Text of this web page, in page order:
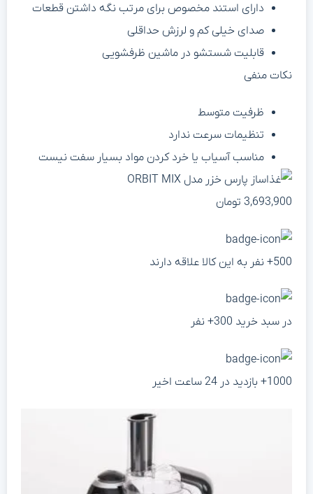
دارای استند مخصوص برای مرتب نگه داشتن قطعات
صدای خیلی کم و لرزش حداقلی
قابلیت شستشو در ماشین ظرفشویی
نکات منفی
ظرفیت متوسط
تنظیمات سرعت ندارد
مناسب آسیاب یا خرد کردن مواد بسیار سفت نیست
3,693,900 تومان
500+ نفر به این کالا علاقه دارند
در سبد خرید 300+ نفر
1000+ بازدید در 24 ساعت اخیر